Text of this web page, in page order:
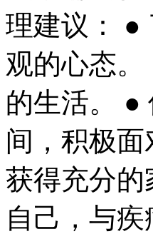
理建议： ●
观的心态
的生活。 ●
间，积极
获得充分
自己，与